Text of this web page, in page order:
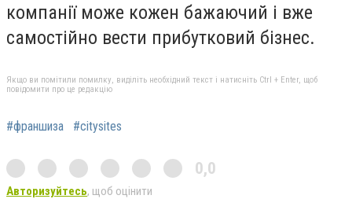
компанії може кожен бажаючий і вже
самостійно вести прибутковий бізнес.
Якщо ви помітили помилку, виділіть необхідний текст і натисніть Ctrl + Enter, щоб
повідомити про це редакцію
#франшиза #citysites
0,0
Авторизуйтесь, щоб оцінити